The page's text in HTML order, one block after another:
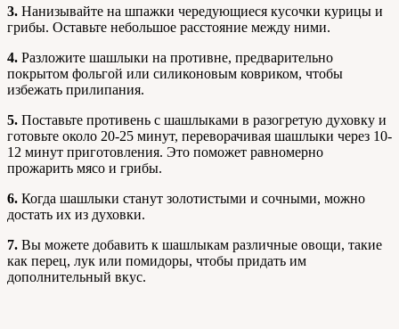
3. Нанизывайте на шпажки чередующиеся кусочки курицы и
грибы. Оставьте небольшое расстояние между ними.
4. Разложите шашлыки на противне, предварительно
покрытом фольгой или силиконовым ковриком, чтобы
избежать прилипания.
5. Поставьте противень с шашлыками в разогретую духовку и
готовьте около 20-25 минут, переворачивая шашлыки через 10-
12 минут приготовления. Это поможет равномерно
прожарить мясо и грибы.
6. Когда шашлыки станут золотистыми и сочными, можно
достать их из духовки.
7. Вы можете добавить к шашлыкам различные овощи, такие
как перец, лук или помидоры, чтобы придать им
дополнительный вкус.